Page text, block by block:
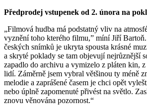
Předprodej vstupenek od 2. února na
„Filmová hudba má podstatný vliv na
vyznění toho kterého filmu,” míní Jiří Bartoň.
českých snímků je ukryta spousta krásné
a skryté poklady se tam objevují nejrůznější
zapadlo do archivu a vymizelo z pláten kin,
lidí. Záměrně jsem vybral většinou ty méně
melodie a zaprášené časem je chci opět
nebo úplně zapomenuté přivést na světlo.
znovu věnována pozornost.“